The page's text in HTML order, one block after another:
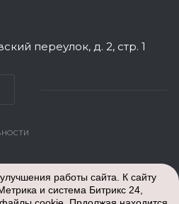
переулок, д. 2, стр. 1
Центр Бухгалтерского
бух услуг для ИП и ООО
России: Москва и Московская
работы сайта. К сайту
и система Битрикс 24,